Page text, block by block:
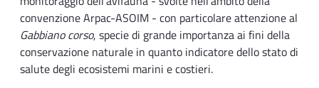
convenzione Arpac-ASOIM - con particolare attenzione al
Gabbiano corso, specie di grande importanza ai fini della
conservazione naturale in quanto indicatore dello stato di
salute degli ecosistemi marini e costieri.